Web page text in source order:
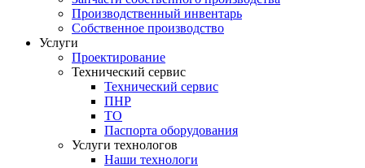
Производственный инвентарь
Собственное производство
Услуги
Проектирование
Технический сервис
Технический сервис
ПНР
ТО
Паспорта оборудования
Услуги технологов
Наши технологи